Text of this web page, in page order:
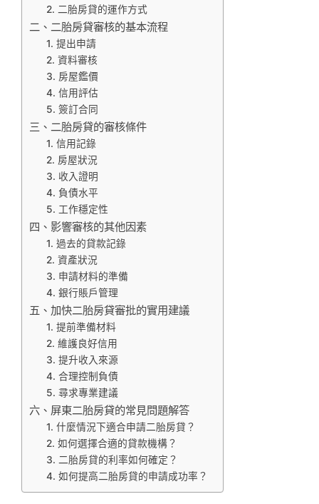
2. 二胎房貸的運作方式
二、二胎房貸審核的基本流程
1. 提出申請
2. 資料審核
3. 房屋鑑價
4. 信用評估
5. 簽訂合同
三、二胎房貸的審核條件
1. 信用記錄
2. 房屋狀況
3. 收入證明
4. 負債水平
5. 工作穩定性
四、影響審核的其他因素
1. 過去的貸款記錄
2. 資產狀況
3. 申請材料的準備
4. 銀行賬戶管理
五、加快二胎房貸審批的實用建議
1. 提前準備材料
2. 維護良好信用
3. 提升收入來源
4. 合理控制負債
5. 尋求專業建議
六、屏東二胎房貸的常見問題解答
1. 什麼情況下適合申請二胎房貸？
2. 如何選擇合適的貸款機構？
3. 二胎房貸的利率如何確定？
4. 如何提高二胎房貸的申請成功率？